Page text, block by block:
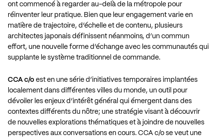
ont commencé à regarder au-delà de la métropole pour
réinventer leur pratique. Bien que leur engagement varie en
matière de trajectoire, d’échelle et de contenu, plusieurs
architectes japonais définissent néanmoins, d’un commun
effort, une nouvelle forme d’échange avec les communautés qui
supplante le système traditionnel de commande.
CCA c/o est en une série d’initiatives temporaires implantées
localement dans différentes villes du monde, un outil pour
dévoiler les enjeux d’intérêt général qui émergent dans des
contextes différents du nôtre; une stratégie visant à découvrir
de nouvelles explorations thématiques et à joindre de nouvelles
perspectives aux conversations en cours. CCA c/o se veut une